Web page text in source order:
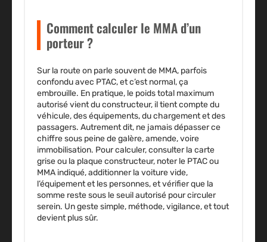
Comment calculer le MMA d’un
porteur ?
Sur la route on parle souvent de MMA, parfois
confondu avec PTAC, et c’est normal, ça
embrouille. En pratique, le poids total maximum
autorisé vient du constructeur, il tient compte du
véhicule, des équipements, du chargement et des
passagers. Autrement dit, ne jamais dépasser ce
chiffre sous peine de galère, amende, voire
immobilisation. Pour calculer, consulter la carte
grise ou la plaque constructeur, noter le PTAC ou
MMA indiqué, additionner la voiture vide,
l’équipement et les personnes, et vérifier que la
somme reste sous le seuil autorisé pour circuler
serein. Un geste simple, méthode, vigilance, et tout
devient plus sûr.